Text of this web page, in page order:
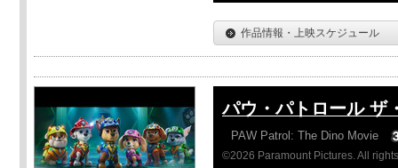
作品情報・上映スケジュール
パウ・パトロール ザ
PAW Patrol: The Dino Movie
©2026 Paramount Pictures. All